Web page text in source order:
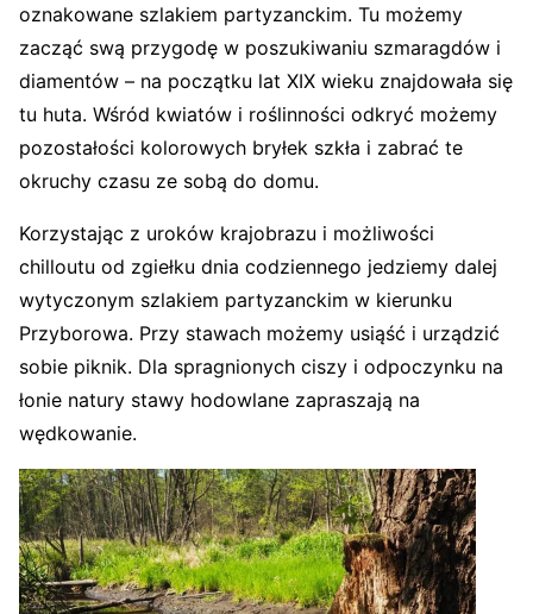
oznakowane szlakiem partyzanckim. Tu możemy
zacząć swą przygodę w poszukiwaniu szmaragdów i
diamentów – na początku lat XIX wieku znajdowała się
tu huta. Wśród kwiatów i roślinności odkryć możemy
pozostałości kolorowych bryłek szkła i zabrać te
okruchy czasu ze sobą do domu.
Korzystając z uroków krajobrazu i możliwości
chilloutu od zgiełku dnia codziennego jedziemy dalej
wytyczonym szlakiem partyzanckim w kierunku
Przyborowa. Przy stawach możemy usiąść i urządzić
sobie piknik. Dla spragnionych ciszy i odpoczynku na
łonie natury stawy hodowlane zapraszają na
wędkowanie.